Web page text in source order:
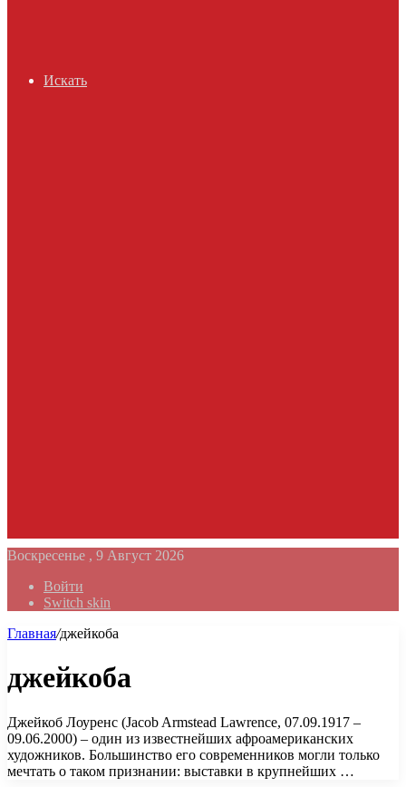
Искать
Воскресенье , 9 Август 2026
Войти
Switch skin
Главная/джейкоба
джейкоба
Джейкоб Лоуренс (Jacob Armstead Lawrence, 07.09.1917 –
09.06.2000) – один из известнейших афроамериканских
художников. Большинство его современников могли только
мечтать о таком признании: выставки в крупнейших …